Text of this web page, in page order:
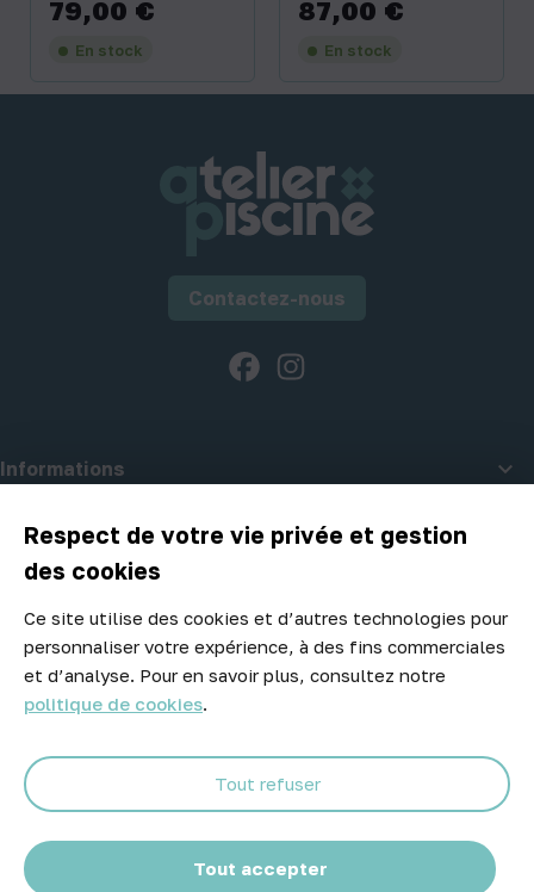
Respect de votre vie privée et gestion
des cookies
Ce site utilise des cookies et d’autres technologies pour
personnaliser votre expérience, à des fins commerciales
et d’analyse. Pour en savoir plus, consultez notre
politique de cookies.
Tout accepter
Tout refuser
Prix
79,00 €
En stock
Prix
87,00 €
En stock
Contactez-nous
Facebook
Informations 
A propos d'Atelier Piscine
Newsletter
Ne manquez aucune opportunité ! Restez informé de nos meilleurs
prix et nouveaux arrivages.
Abonnez-vous